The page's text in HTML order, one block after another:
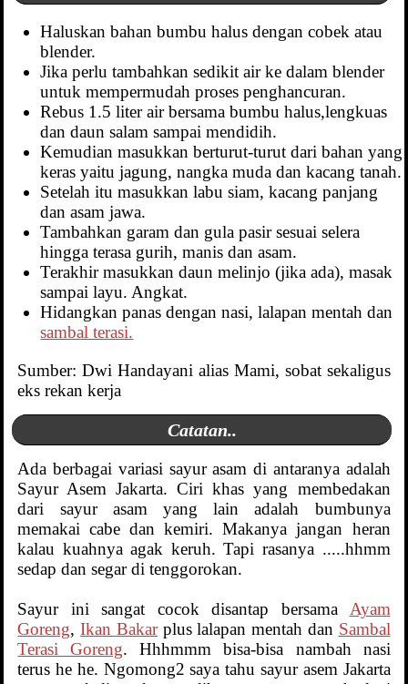
Haluskan bahan bumbu halus dengan cobek atau
blender.
Jika perlu tambahkan sedikit air ke dalam blender
untuk mempermudah proses penghancuran.
Rebus 1.5 liter air bersama bumbu halus,lengkuas
dan daun salam sampai mendidih.
Kemudian masukkan berturut-turut dari bahan yang
keras yaitu jagung, nangka muda dan kacang tanah.
Setelah itu masukkan labu siam, kacang panjang
dan asam jawa.
Tambahkan garam dan gula pasir sesuai selera
hingga terasa gurih, manis dan asam.
Terakhir masukkan daun melinjo (jika ada), masak
sampai layu. Angkat.
Hidangkan panas dengan nasi, lalapan mentah dan
sambal terasi.
Sumber: Dwi Handayani alias Mami, sobat sekaligus
eks rekan kerja
Catatan..
Ada berbagai variasi sayur asam di antaranya adalah
Sayur Asem Jakarta. Ciri khas yang membedakan
dari sayur asam yang lain adalah bumbunya
memakai cabe dan kemiri. Makanya jangan heran
kalau kuahnya agak keruh. Tapi rasanya .....hhmm
sedap dan segar di tenggorokan.
Sayur ini sangat cocok disantap bersama Ayam
Goreng,Ikan Bakarplus lalapan mentah dan Sambal
Terasi Goreng. Hhhmmm bisa-bisa nambah nasi
terus he he. Ngomong2 saya tahu sayur asem Jakarta